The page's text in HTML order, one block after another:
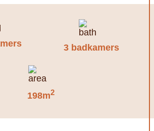
3 badkamers
198m2